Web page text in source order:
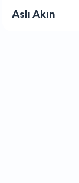
Kaan Yılmaz